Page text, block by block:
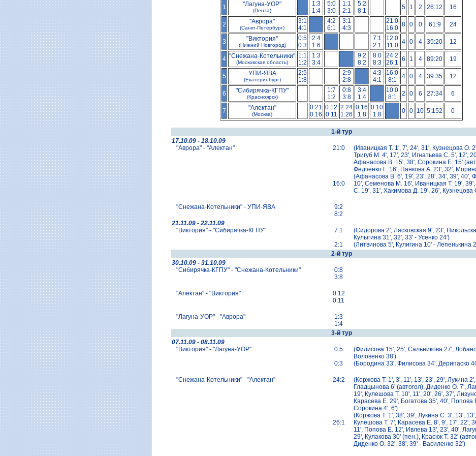
1 "Лагуна-УОР"
(Пенза)
1:3
1:4
5:0
3:0
1:1
2:1
5:2
8:1
5 1 2 26:12 16
2 "Аврора"
(Санкт-Петербург)
3:1
4:1
4:2
6:1
3:1
4:3
21:0
16:0 8 0 0 61:9 24
3 "Виктория"
(Нижний Новгород)
0:5
0:3
2:4
1:6
7:1
2:1
12:0
11:0 4 0 4 35:20 12
4 "Снежана-Котельники"
(Московская область)
1:1
1:2
1:3
3:4
9:2
8:2
8:0
8:3
24:2
26:1 6 1 4 89:20 19
5 УПИ-ЯВА
(Екатеринбург)
2:5
1:8
2:9
2:8
4:3
4:1
16:0
8:1
4 0 4 39:35 12
6 "Сибирячка-КГПУ"
(Красноярск)
1:7
1:2
0:8
3:8
3:4
1:4
10:0
8:1
2 0 6 27:34 6
7 "Алектан"
(Москва)
0:21
0:16
0:12
0:11
2:24
1:26
0:16
1:8
0:10
1:8
0 0 10 5:152 0
1-й тур
17.10.09 - 18.10.09
"Аврора" - "Алектан"
21:0
16:0
(Иваницкая Т. 1', 7', 24', 31', Кузнецова О.
Тригуб М. 4', 17', 23', Игнатьева С. 5', 12',
Афанасова В. 15', 38', Сорокина Е. 15'
Федченко Г. 16', Панкова А. 23', 32',
(Афанасова В. 6', 19', 23', 28', 34', 39', 40',
10', Семенова М. 16', Иваницкая Т. 19', 39',
С. 19', 31', Хакимова Д. 19', 26', Кузнецова
"Снежана-Котельники" - УПИ-ЯВА
9:2
8:2
21.11.09 - 22.11.09
"Виктория" - "Сибирячка-КГПУ"
7:1
2:1
(Сидорова 2', Лясковская 9', 23',
Кулыгина 31', 32', 33' - Усенко 24')
(Литвинова 5', Кулигина 10' - Лепенькина
2-й тур
30.10.09 - 31.10.09
"Сибирячка-КГПУ" - "Снежана-Котельники"
0:8
3:8
"Алектан" - "Виктория"
0:12
0:11
"Лагуна-УОР" - "Аврора"
1:3
1:4
3-й тур
07.11.09 - 08.11.09
"Виктория" - "Лагуна-УОР"
0:5
0:3
(Филисова 15', 25', Сальникова 27',
Воловенко 38')
(Бородина 33', Филисова 34', Дерипаско
"Снежана-Котельники" - "Алектан" 24:2
26:1
(Коржова Т. 1', 3', 11', 13', 23', 29', Лукина
Гладцынова 6' (автогол), Диденко O. 7',
19', Кулешова Т. 10', 11', 20', 26', 37',
Карасева Е. 29', Богатова 35', 40', Попова
Сорокина 4', 6')
(Коржова T. 1', 38', 39', Лукина C. 3', 13',
Кулешова T. 7', Карасева E. 8', 9', 17', 22',
11', Попова E. 12', Ивлева 13', 23', 40',
29', Кулакова 30' (пен.), Красюк T. 32'
Диденко O. 32', 38', 39' - Василенко 32')